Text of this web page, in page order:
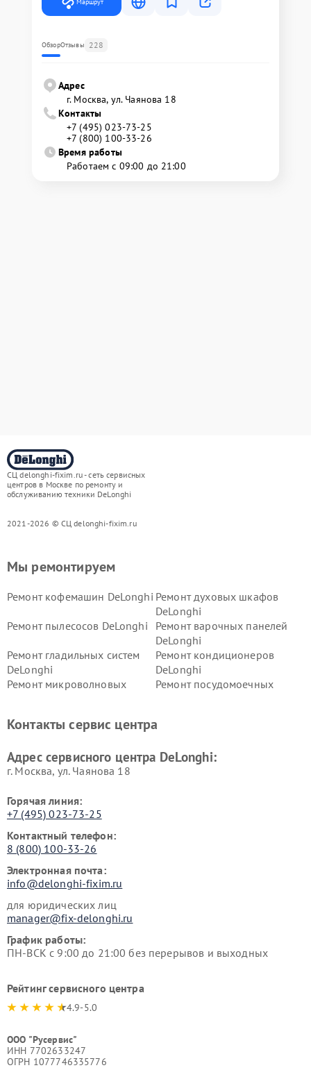
ОбзорОтзывы 228
Адрес
г. Москва, ул. Чаянова 18
Контакты
+7 (495) 023-73-25
+7 (800) 100-33-26
Время работы
Работаем с 09:00 до 21:00
СЦ delonghi-fixim.ru - сеть сервисных
центров в Москве по ремонту и
обслуживанию техники DeLonghi
2021-2026 © СЦ delonghi-fixim.ru
Мы ремонтируем
Ремонт кофемашин DeLonghi Ремонт духовых шкафов
DeLonghi
Ремонт пылесосов DeLonghi
Ремонт варочных панелей
DeLonghi
Ремонт гладильных систем
DeLonghi
Ремонт кондиционеров
DeLonghi
Ремонт микроволновых
Ремонт посудомоечных
DeLonghi
DeLonghi
Контакты сервис центра
Адрес сервисного центра DeLonghi:
г. Москва, ул. Чаянова 18
Горячая линия:
+7 (495) 023-73-25
Контактный телефон:
8 (800) 100-33-26
Электронная почта:
info@delonghi-fixim.ru
для юридических лиц
manager@fix-delonghi.ru
График работы:
ПН-ВСК с 9:00 до 21:00 без перерывов и выходных
Рейтинг сервисного центра
4.9-5.0
ООО "Русервис"
ИНН 7702633247
ОГРН 1077746335776